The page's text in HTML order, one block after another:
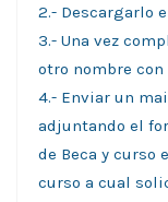
2.- Descargarlo
3.- Una vez
otro nombre
4.- Enviar un
adjuntando el
de Beca y curso
curso a cual